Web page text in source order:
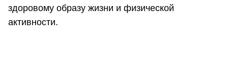
здоровому образу жизни и физической
активности.